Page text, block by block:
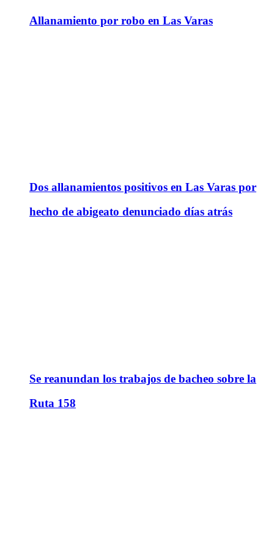
Allanamiento por robo en Las Varas
Dos allanamientos positivos en Las Varas por
hecho de abigeato denunciado días atrás
Se reanundan los trabajos de bacheo sobre la
Ruta 158